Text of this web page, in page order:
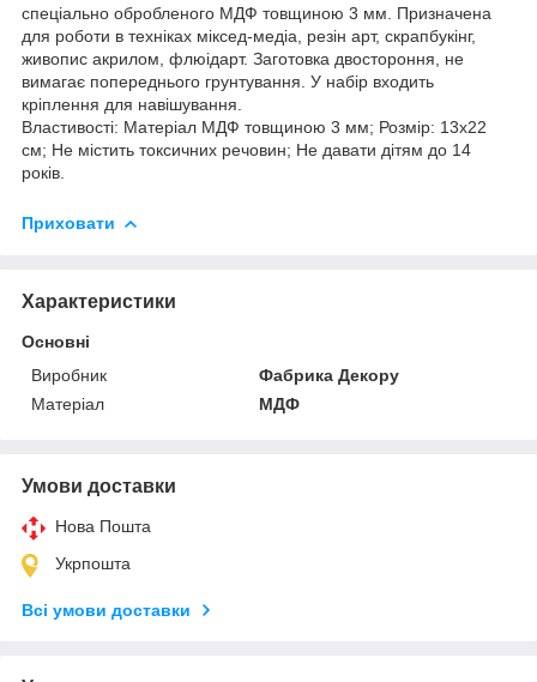
спеціально обробленого МДФ товщиною 3 мм. Призначена
для роботи в техніках міксед-медіа, резін арт, скрапбукінг,
живопис акрилом, флюідарт. Заготовка двостороння, не
вимагає попереднього грунтування. У набір входить
кріплення для навішування.
Властивості: Матеріал МДФ товщиною 3 мм; Розмір: 13х22
см; Не містить токсичних речовин; Не давати дітям до 14
років.
Приховати
Характеристики
Основні
Виробник
Фабрика Декору
Матеріал
МДФ
Умови доставки
Нова Пошта
Укрпошта
Всі умови доставки